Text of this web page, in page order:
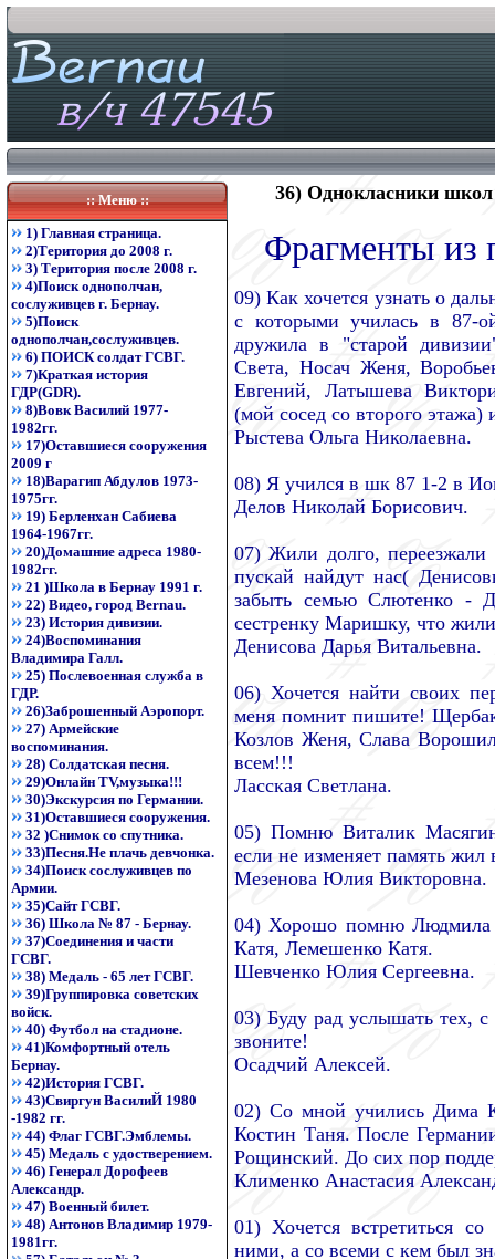
:: Меню ::
1) Главная страница.
2)Територия до 2008 г.
3) Територия после 2008 г.
4)Поиск однополчан,
сослуживцев г. Бернау.
5)Поиск
однополчан,сослуживцев.
6) ПОИСК солдат ГСВГ.
7)Краткая история
ГДР(GDR).
8)Вовк Василий 1977-
1982гг.
17)Оставшиеся сооружения
2009 г
18)Варагип Абдулов 1973-
1975гг.
19) Берленхан Сабиева
1964-1967гг.
20)Домашние адреса 1980-
1982гг.
21 )Школа в Бернау 1991 г.
22) Видео, город Bernau.
23) История дивизии.
24)Воспоминания
Владимира Галл.
25) Послевоенная служба в
ГДР.
26)Заброшенный Аэропорт.
27) Армейские
воспоминания.
28) Солдатская песня.
29)Онлайн TV,музыка!!!
30)Экскурсия по Германии.
31)Оставшиеся сооружения.
32 )Снимок со спутника.
33)Песня.Не плачь девчонка.
34)Поиск сослуживцев по
Армии.
35)Сайт ГСВГ.
36) Школа № 87 - Бернау.
37)Соединения и части
ГСВГ.
38) Медаль - 65 лет ГСВГ.
39)Группировка советских
войск.
40) Футбол на стадионе.
41)Комфортный отель
Бернау.
42)История ГСВГ.
43)Свиргун ВасилиЙ 1980
-1982 гг.
44) Флаг ГСВГ.Эмблемы.
45) Медаль с удостверением.
46) Генерал Дорофеев
Александр.
47) Военный билет.
48) Антонов Владимир 1979-
1981гг.
36) Однокласники
Фрагменты из
09) Как хочется узнать о
с которыми училась в 87-
дружила в "старой
Света, Носач Женя,
Евгений, Латышева
(мой сосед со второго
Рыстева Ольга Николаевна.
08) Я учился в шк 87 1-2 в
Делов Николай Борисович.
07) Жили долго, переезжали
пускай найдут нас(
забыть семью Слютенко -
сестренку Маришку, что
Денисова Дарья Витальевна.
06) Хочется найти своих
меня помнит пишите!
Козлов Женя, Слава
всем!!!
Ласская Светлана.
05) Помню Виталик
если не изменяет память жил
Мезенова Юлия Викторовна.
04) Хорошо помню
Катя, Лемешенко Катя.
Шевченко Юлия Сергеевна.
03) Буду рад услышать тех,
звоните!
Осадчий Алексей.
02) Со мной учились Дима
Костин Таня. После
Рощинский. До сих пор
Клименко Анастасия
01) Хочется встретиться
ними, а со всеми с кем был